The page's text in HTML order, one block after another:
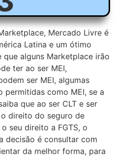
Mercado Livre é
Latina e um ótimo
que alguns Marketplace irão
ter ao ser MEI,
ser MEI, algumas
permitidas como MEI, se a
que ao ser CLT e ser
direito do seguro de
seu direito a FGTS, o
decisão é consultar com
da melhor forma, para